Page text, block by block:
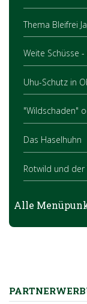
Thema Bleifrei
Weite Schüsse
Uhu-Schutz in
"Wildschaden"
Das Haselhuhn
Rotwild und der
Waschbär und
Alle